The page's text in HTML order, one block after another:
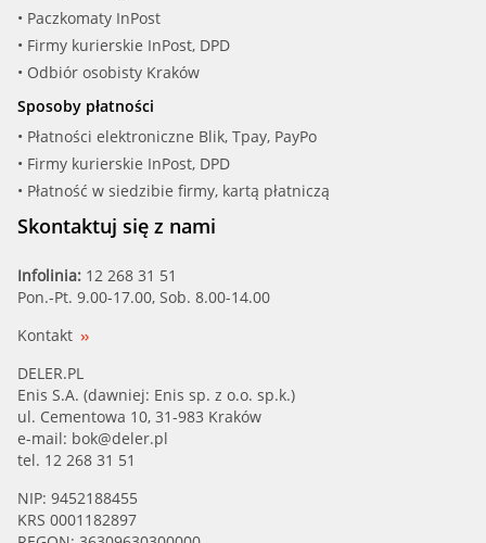
• Paczkomaty InPost
• Firmy kurierskie InPost, DPD
• Odbiór osobisty Kraków
Sposoby płatności
• Płatności elektroniczne Blik, Tpay, PayPo
• Firmy kurierskie InPost, DPD
• Płatność w siedzibie firmy, kartą płatniczą
Skontaktuj się z nami
Infolinia: 12 268 31 51
Pon.-Pt. 9.00-17.00, Sob. 8.00-14.00
Kontakt
DELER.PL
Enis S.A. (dawniej: Enis sp. z o.o. sp.k.)
ul. Cementowa 10, 31-983 Kraków
e-mail: bok@deler.pl
tel. 12 268 31 51
NIP: 9452188455
KRS 0001182897